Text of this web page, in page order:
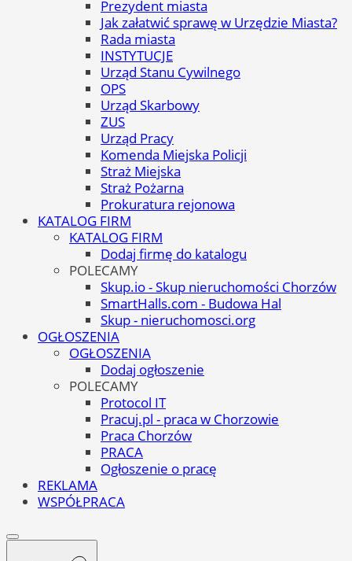
Prezydent miasta
Jak załatwić sprawę w Urzędzie Miasta?
Rada miasta
INSTYTUCJE
Urząd Stanu Cywilnego
OPS
Urząd Skarbowy
ZUS
Urząd Pracy
Komenda Miejska Policji
Straż Miejska
Straż Pożarna
Prokuratura rejonowa
KATALOG FIRM
KATALOG FIRM
Dodaj firmę do katalogu
POLECAMY
Skup.io - Skup nieruchomości Chorzów
SmartHalls.com - Budowa Hal
Skup - nieruchomosci.org
OGŁOSZENIA
OGŁOSZENIA
Dodaj ogłoszenie
POLECAMY
Protocol IT
Pracuj.pl - praca w Chorzowie
Praca Chorzów
PRACA
Ogłoszenie o pracę
REKLAMA
WSPÓŁPRACA